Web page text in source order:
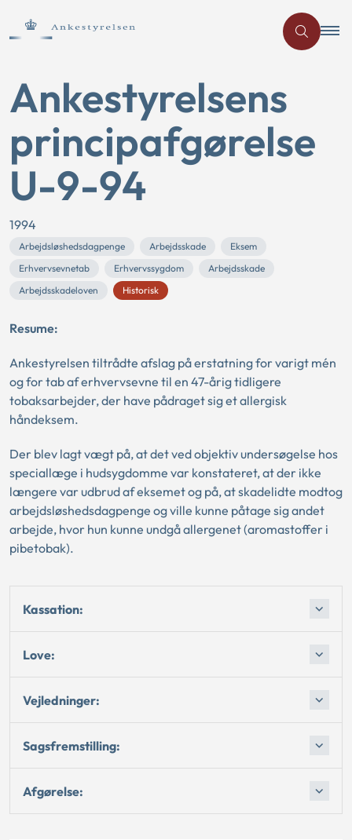
Ankestyrelsens
principafgørelse
U-9-94
1994
Arbejdsløshedsdagpenge Arbejdsskade
Eksem
Erhvervsevnetab
Erhvervssygdom
Arbejdsskade
Arbejdsskadeloven
Historisk
Resume:
Ankestyrelsen tiltrådte afslag på erstatning for varigt mén
og for tab af erhvervsevne til en 47-årig tidligere
tobaksarbejder, der have pådraget sig et allergisk
håndeksem.
Der blev lagt vægt på, at det ved objektiv undersøgelse hos
speciallæge i hudsygdomme var konstateret, at der ikke
længere var udbrud af eksemet og på, at skadelidte modtog
arbejdsløshedsdagpenge og ville kunne påtage sig andet
arbejde, hvor hun kunne undgå allergenet (aromastoffer i
pibetobak).
Kassation:
Love:
Vejledninger:
Sagsfremstilling:
Afgørelse: